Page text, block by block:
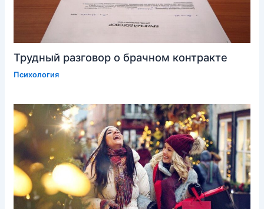
Трудный разговор о брачном контракте
Психология